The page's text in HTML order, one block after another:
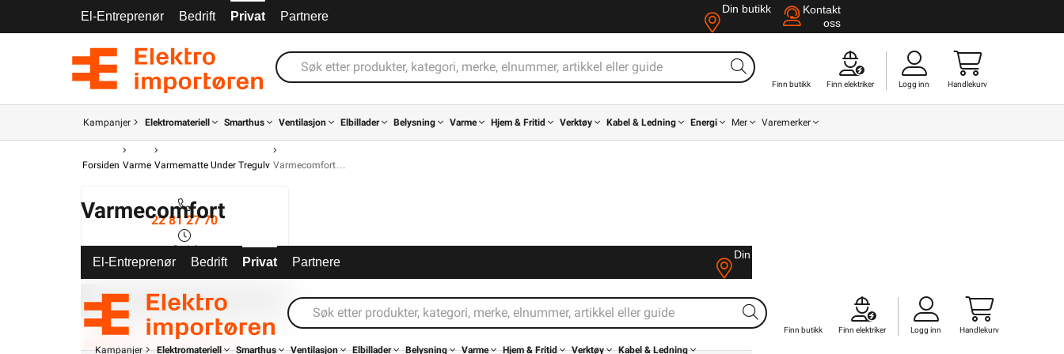
El-Entreprenør Bedrift Privat Partnere
Din butikk
Kontakt
oss
Finn butikk Finn elektriker Logg inn Handlekurv
Kampanjer Elektromateriell Smarthus Ventilasjon Elbillader Belysning Varme Hjem & Fritid Verktøy Kabel & Ledning Energi Mer Varemerker
Forsiden Varme Varmematte Under Tregulv Varmecomfort
22 81 27 70
8-14
El-Entreprenør Bedrift Partnere
Kampanjer ElektromateriellSmarthus
Varmecomfort
El-Entreprenør Bedrift Privat Partnere
Din butikk
Finn butikk Finn elektriker Logg inn Handlekurv
Kampanjer Elektromateriell Smarthus Ventilasjon Elbillader Belysning Varme Hjem & Fritid Verktøy Kabel & Ledning